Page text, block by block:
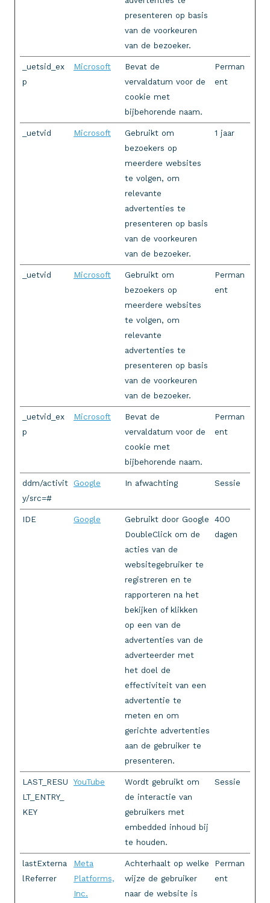
presenteren op basis
van de voorkeuren
van de bezoeker.
_uetsid_ex
p
Microsoft
Bevat de
vervaldatum voor de
cookie met
bijbehorende naam.
Perman
ent
_uetvid Microsoft
Gebruikt om
bezoekers op
meerdere websites
te volgen, om
relevante
advertenties te
presenteren op basis
van de voorkeuren
van de bezoeker.
1 jaar
_uetvid Microsoft
Gebruikt om
bezoekers op
meerdere websites
te volgen, om
relevante
advertenties te
presenteren op basis
van de voorkeuren
van de bezoeker.
Perman
ent
_uetvid_ex
p
Microsoft
Bevat de
vervaldatum voor de
cookie met
bijbehorende naam.
Perman
ent
ddm/activit
y/src=#
Google In afwachting Sessie
IDE Google
Gebruikt door Google
DoubleClick om de
acties van de
websitegebruiker te
registreren en te
rapporteren na het
bekijken of klikken
op een van de
advertenties van de
adverteerder met
het doel de
effectiviteit van een
advertentie te
meten en om
gerichte advertenties
aan de gebruiker te
presenteren.
400
dagen
LAST_RESU
LT_ENTRY_
KEY
YouTube
Wordt gebruikt om
de interactie van
gebruikers met
embedded inhoud bij
te houden.
Sessie
lastExterna
lReferrer
Meta
Platforms,
Inc.
Achterhaalt op welke
wijze de gebruiker
naar de website is
Perman
ent